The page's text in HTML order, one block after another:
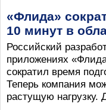
«Флида»
10 минут в
Российский
приложениях
сократил время
Теперь компания
растущую